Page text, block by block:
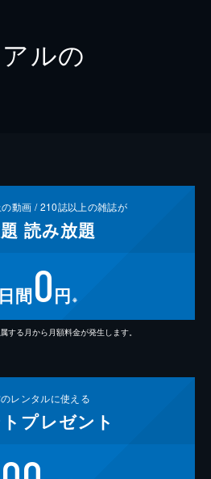
ルの
動画 /210誌以上の雑誌が
読み放題
日間0円 ※
する月から月額料金が発生します。
レンタルに使える
プレゼント